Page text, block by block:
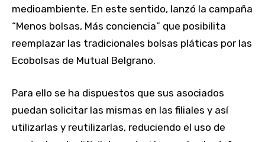
medioambiente. En este sentido, lanzó la campaña
“Menos bolsas, Más conciencia” que posibilita
reemplazar las tradicionales bolsas pláticas por las
Ecobolsas de Mutual Belgrano.
Para ello se ha dispuestos que sus asociados
puedan solicitar las mismas en las filiales y así
utilizarlas y reutilizarlas, reduciendo el uso de